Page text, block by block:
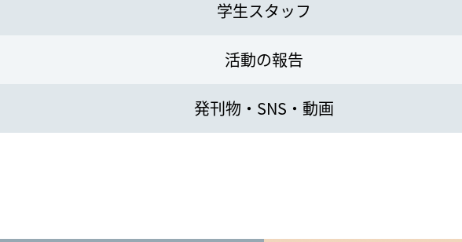
学生スタッフ
活動の報告
発刊物・SNS・動画